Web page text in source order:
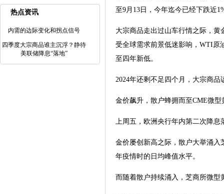
热点资讯
内需的边际变化和拐点信号
四季度大宗商品谁主沉浮？静待
美联储降息“落地”
至9月13日，今年迄今已经下跌近
大宗商品走出过山车行情之际，
受全球需求前景低迷影响，WTI原
至四年新低。
2024年还剩不足四个月，大宗商
金价飙升，散户蜂拥而至CME微
上周五，欧洲央行年内第二次降息
金价屡创新高之际，散户大举涌入
年疫情时的日均峰值水平。
而随着散户持续涌入，芝商所微型